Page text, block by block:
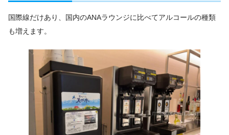
国際線だけあり、国内のANAラウンジに比べてアルコールの種類
も増えます。